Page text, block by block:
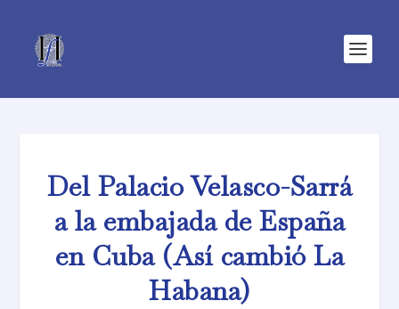
Del Palacio Velasco-Sarrá
a la embajada de España
en Cuba (Así cambió La
Habana)